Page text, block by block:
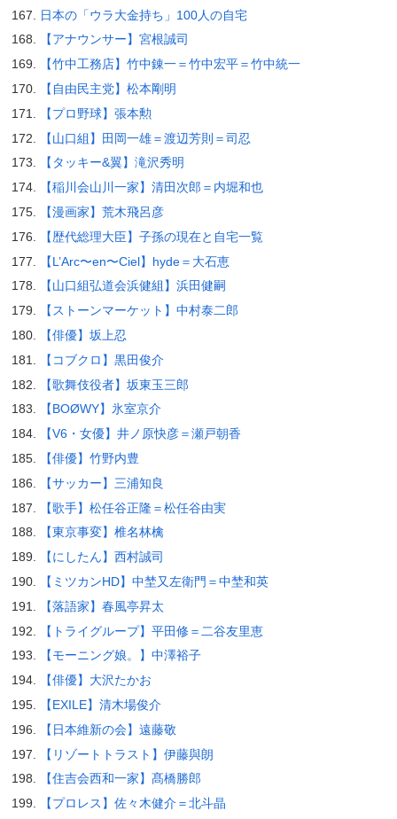
日本の「ウラ大金持ち」100人の自宅
【アナウンサー】宮根誠司
【竹中工務店】竹中錬一＝竹中宏平＝竹中統一
【自由民主党】松本剛明
【プロ野球】張本勲
【山口組】田岡一雄＝渡辺芳則＝司忍
【タッキー&翼】滝沢秀明
【稲川会山川一家】清田次郎＝内堀和也
【漫画家】荒木飛呂彦
【歴代総理大臣】子孫の現在と自宅一覧
【L’Arc〜en〜Ciel】hyde＝大石恵
【山口組弘道会浜健組】浜田健嗣
【ストーンマーケット】中村泰二郎
【俳優】坂上忍
【コブクロ】黒田俊介
【歌舞伎役者】坂東玉三郎
【BOØWY】氷室京介
【V6・女優】井ノ原快彦＝瀬戸朝香
【俳優】竹野内豊
【サッカー】三浦知良
【歌手】松任谷正隆＝松任谷由実
【東京事変】椎名林檎
【にしたん】西村誠司
【ミツカンHD】中埜又左衛門＝中埜和英
【落語家】春風亭昇太
【トライグループ】平田修＝二谷友里恵
【モーニング娘。】中澤裕子
【俳優】大沢たかお
【EXILE】清木場俊介
【日本維新の会】遠藤敬
【リゾートトラスト】伊藤與朗
【住吉会西和一家】髙橋勝郎
【プロレス】佐々木健介＝北斗晶